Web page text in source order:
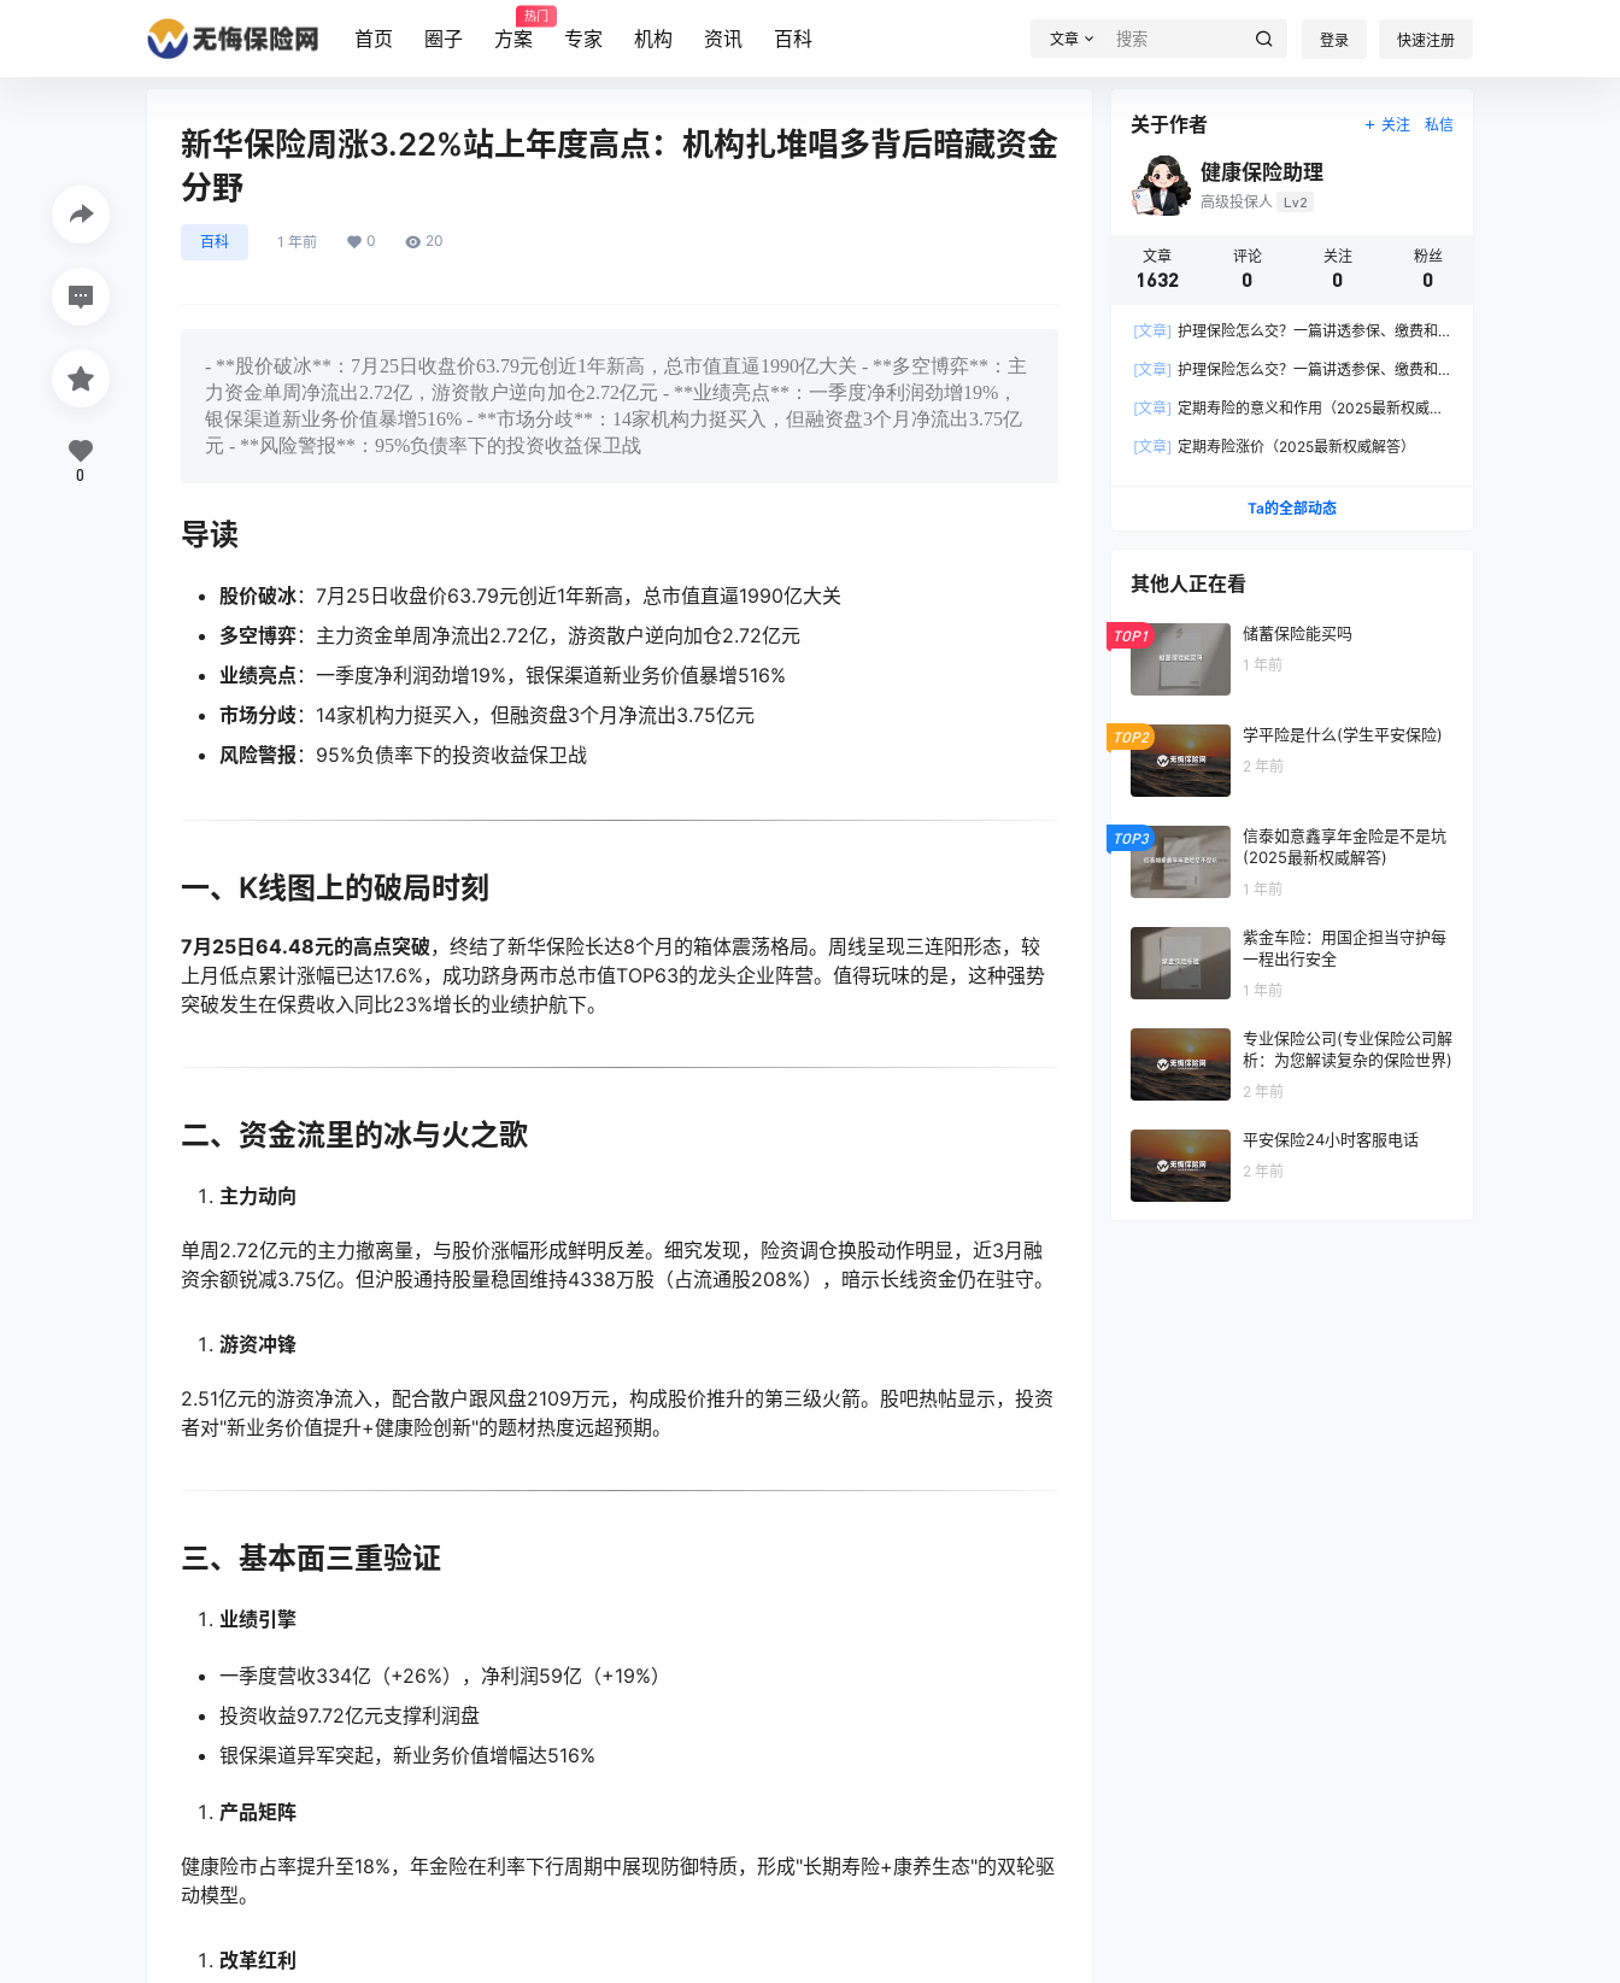
首页 圈子 方案
热门
专家 机构 资讯 百科 文章 登录 快速注册
新华保险周涨3.22%站上年度高点：机构扎堆唱多背后暗藏资金
分野
百科 1 年前 0 20
- **股价破冰**：7月25日收盘价63.79元创近1年新高，总市值直逼1990亿大关 - **多空博弈**：主
力资金单周净流出2.72亿，游资散户逆向加仓2.72亿元 - **业绩亮点**：一季度净利润劲增19%，
银保渠道新业务价值暴增516% - **市场分歧**：14家机构力挺买入，但融资盘3个月净流出3.75亿
元 - **风险警报**：95%负债率下的投资收益保卫战
导读
股价破冰：7月25日收盘价63.79元创近1年新高，总市值直逼1990亿大关
多空博弈：主力资金单周净流出2.72亿，游资散户逆向加仓2.72亿元
业绩亮点 ：一季度净利润劲增19%，银保渠道新业务价值暴增516%
市场分歧：14家机构力挺买入，但融资盘3个月净流出3.75亿元
风险警报 ：95%负债率下的投资收益保卫战
一、K线图上的破局时刻
7月25日64.48元的高点突破，终结了新华保险长达8个月的箱体震荡格局。周线呈现三连阳形态，较
上月低点累计涨幅已达17.6%，成功跻身两市总市值TOP63的龙头企业阵营。值得玩味的是，这种强势
突破发生在保费收入同比23%增长的业绩护航下。
二、资金流里的冰与火之歌
主力动向
单周2.72亿元的主力撤离量，与股价涨幅形成鲜明反差。细究发现，险资调仓换股动作明显，近3月融
资余额锐减3.75亿。但沪股通持股量稳固维持4338万股（占流通股208%），暗示长线资金仍在驻守。
游资冲锋
2.51亿元的游资净流入，配合散户跟风盘2109万元，构成股价推升的第三级火箭。股吧热帖显示，投资
者对"新业务价值提升+健康险创新"的题材热度远超预期。
三、基本面三重验证
业绩引擎
一季度营收334亿（+26%），净利润59亿（+19%）
投资收益97.72亿元支撑利润盘
银保渠道异军突起，新业务价值增幅达516%
产品矩阵
健康险市占率提升至18%，年金险在利率下行周期中展现防御特质，形成"长期寿险+康养生态"的双轮驱
动模型。
改革红利
0
关于作者 关注 私信
健康保险助理
高级投保人 Lv2
文章
1632
评论
0
关注
0
粉丝
0
[文章] 护理保险怎么交？一篇讲透参保、缴费和
[文章] 护理保险怎么交？一篇讲透参保、缴费和
[文章] 定期寿险的意义和作用（2025最新权威解
[文章] 定期寿险涨价（2025最新权威解答）
Ta的全部动态
其他人正在看
TOP1 储蓄保险能买吗
1 年前
TOP2 学平险是什么(学生平安保险)
2 年前
TOP3
信泰如意鑫享年金险是不是坑
(2025最新权威解答)
1 年前
紫金车险：用国企担当守护每
一程出行安全
1 年前
专业保险公司(专业保险公司解
析：为您解读复杂的保险世界)
2 年前
平安保险24小时客服电话
2 年前